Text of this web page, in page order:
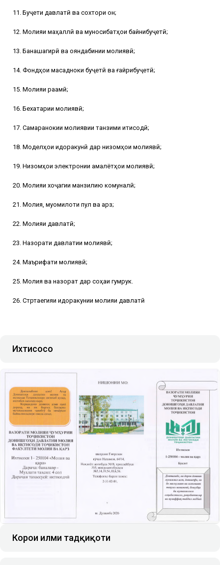
11. Буҷети давлатӣ ва сохтори он;
12. Молияи маҳаллӣ ва муносибатҳои байнибуҷетӣ;
13. Банақшагирӣ ва ояндабинии молиявӣ;
14. Фондҳои мақсадноки буҷетӣ ва ғайрибуҷетӣ;
15. Молияи рақамӣ;
16. Бехатарии молиявӣ;
17. Самаранокии молиявии танзими иқтисодӣ;
18. Моделҳои идоракунӣ дар низомҳои молиявӣ;
19. Низомҳои электронии амалётҳои молиявӣ;
20. Молияи хоҷагии манзилию комуналӣ;
21. Молия, муомилоти пул ва қарз;
22. Молияи давлатӣ;
23. Назорати давлатии молиявӣ;
24. Маърифати молиявӣ;
25. Молия ва назорат дар соҳаи гумрук.
26. Стртаегияи идоракунии молияи давлатӣ
Ихтисосҳо
Корҳои илми тадқиқоти